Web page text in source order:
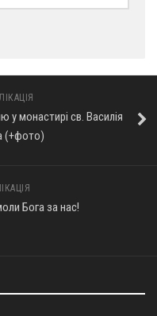
у монастирі св. Василія
(+фото)
Бога за нас!